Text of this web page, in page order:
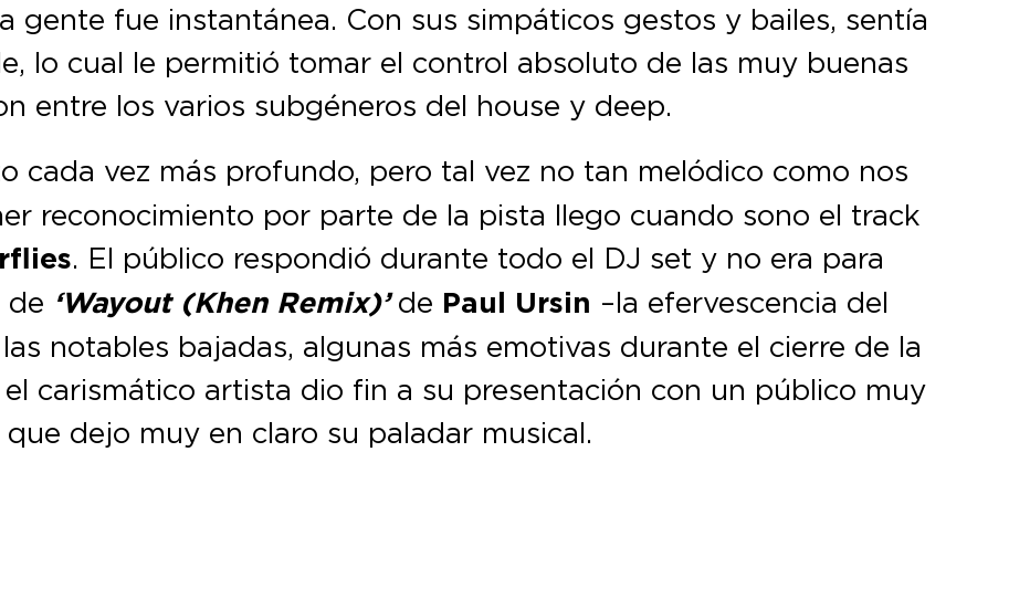
gente fue instantánea. Con sus simpáticos gestos y bailes, sentía
lo cual le permitió tomar el control absoluto de las muy buenas
entre los varios subgéneros del house y deep.
cada vez más profundo, pero tal vez no tan melódico como nos
reconocimiento por parte de la pista llego cuando sono el track
. El público respondió durante todo el DJ set y no era para
de ‘Wayout (Khen Remix)’de Paul Ursin –la efervescencia del
notables bajadas, algunas más emotivas durante el cierre de la
carismático artista dio fin a su presentación con un público muy
dejo muy en claro su paladar musical.